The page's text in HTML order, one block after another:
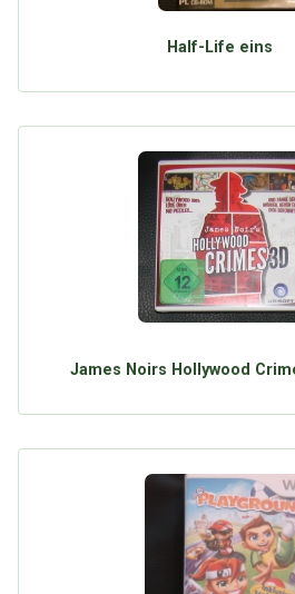
Google
Half-Life eins
James Noirs Hollywood